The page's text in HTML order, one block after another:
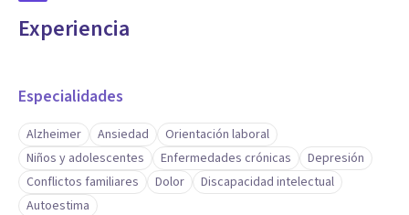
Experiencia
Especialidades
Alzheimer Ansiedad
Orientación laboral
Niños y adolescentes
Enfermedades crónicas
Depresión
Conflictos familiares
Dolor
Discapacidad intelectual
Autoestima